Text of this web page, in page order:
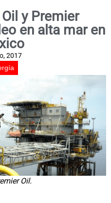
y Premier
en alta mar en
2017
Oil.